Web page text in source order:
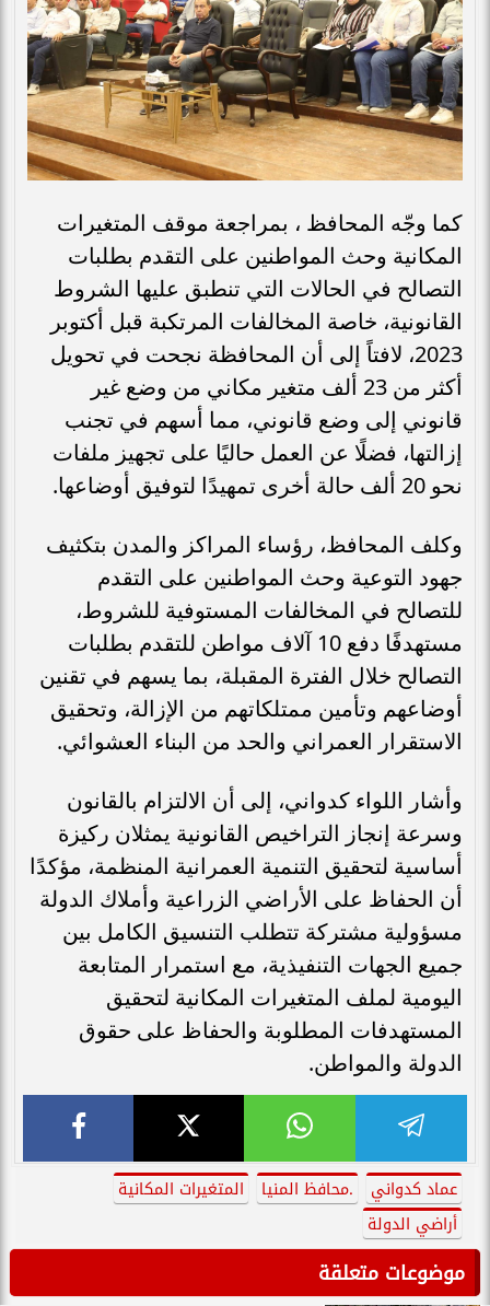
كما وجّه المحافظ ، بمراجعة موقف المتغيرات
المكانية وحث المواطنين على التقدم بطلبات
التصالح في الحالات التي تنطبق عليها الشروط
القانونية، خاصة المخالفات المرتكبة قبل أكتوبر
2023، لافتاً إلى أن المحافظة نجحت في تحويل
أكثر من 23 ألف متغير مكاني من وضع غير
قانوني إلى وضع قانوني، مما أسهم في تجنب
إزالتها، فضلًا عن العمل حاليًا على تجهيز ملفات
نحو 20 ألف حالة أخرى تمهيدًا لتوفيق أوضاعها.
وكلف المحافظ، رؤساء المراكز والمدن بتكثيف
جهود التوعية وحث المواطنين على التقدم
للتصالح في المخالفات المستوفية للشروط،
مستهدفًا دفع 10 آلاف مواطن للتقدم بطلبات
التصالح خلال الفترة المقبلة، بما يسهم في تقنين
أوضاعهم وتأمين ممتلكاتهم من الإزالة، وتحقيق
الاستقرار العمراني والحد من البناء العشوائي.
وأشار اللواء كدواني، إلى أن الالتزام بالقانون
وسرعة إنجاز التراخيص القانونية يمثلان ركيزة
أساسية لتحقيق التنمية العمرانية المنظمة، مؤكدًا
أن الحفاظ على الأراضي الزراعية وأملاك الدولة
مسؤولية مشتركة تتطلب التنسيق الكامل بين
جميع الجهات التنفيذية، مع استمرار المتابعة
اليومية لملف المتغيرات المكانية لتحقيق
المستهدفات المطلوبة والحفاظ على حقوق
الدولة والمواطن.
عماد كدواني .محافظ المنيا
المتغيرات المكانية
أراضي الدولة
موضوعات متعلقة